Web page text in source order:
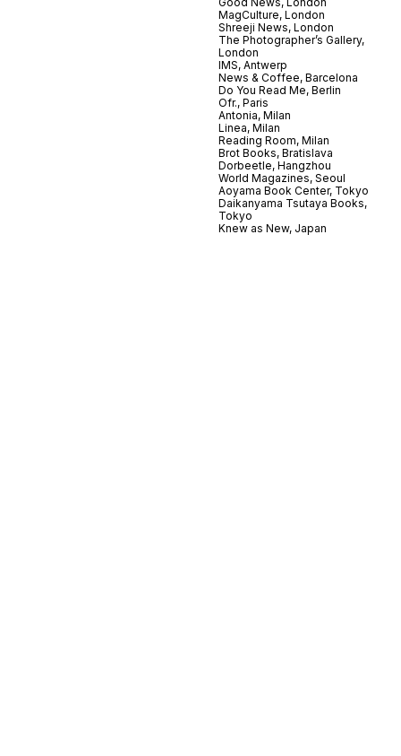
MagCulture, London
Shreeji News, London
The Photographer’s Gallery,
London
IMS, Antwerp
News & Coffee, Barcelona
Do You Read Me, Berlin
Ofr., Paris
Antonia, Milan
Linea, Milan
Reading Room, Milan
Brot Books, Bratislava
Dorbeetle, Hangzhou
World Magazines, Seoul
Aoyama Book Center, Tokyo
Daikanyama Tsutaya Books,
Tokyo
Knew as New, Japan